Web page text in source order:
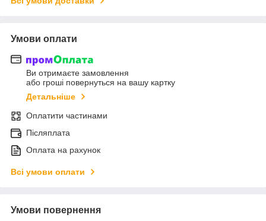
Умови оплати
Ви отримаєте замовлення
або гроші повернуться на вашу картку
Детальніше
Оплатити частинами
Післяплата
Оплата на рахунок
Всі умови оплати
Умови повернення